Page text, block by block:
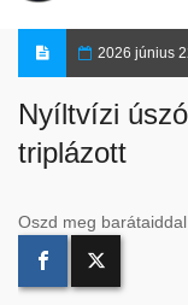
2026 június
Nyíltvízi
triplázott
Oszd meg